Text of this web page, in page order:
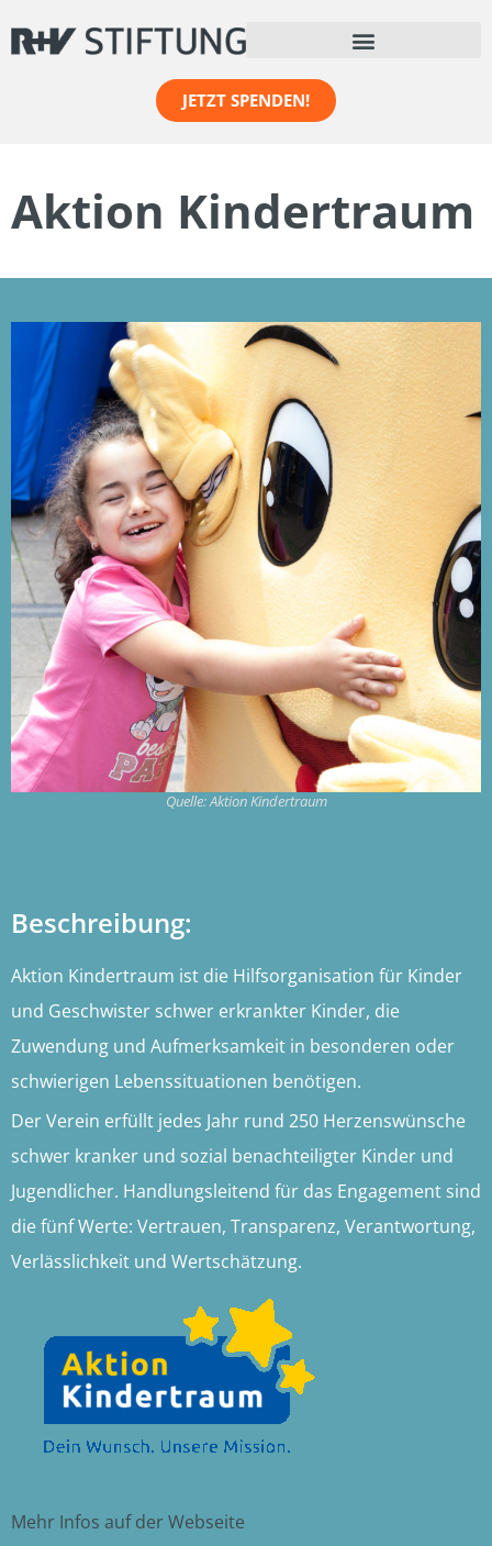
JETZT SPENDEN!
Aktion Kindertraum
Quelle: Aktion Kindertraum
Beschreibung:
Aktion Kindertraum ist die Hilfsorganisation für Kinder
und Geschwister schwer erkrankter Kinder, die
Zuwendung und Aufmerksamkeit in besonderen oder
schwierigen Lebenssituationen benötigen.
Der Verein erfüllt jedes Jahr rund 250 Herzenswünsche
schwer kranker und sozial benachteiligter Kinder und
Jugendlicher. Handlungsleitend für das Engagement sind
die fünf Werte: Vertrauen, Transparenz, Verantwortung,
Verlässlichkeit und Wertschätzung.
Mehr Infos auf der Webseite